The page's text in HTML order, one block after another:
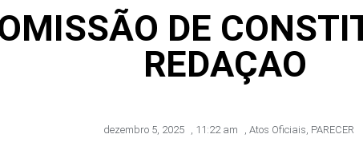
DE
REDAÇAO
dezembro 5, 2025 , 11:22 am , Atos Oficiais, PARECER